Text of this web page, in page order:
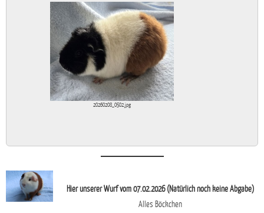
20260208_0502.jpg
Hier unserer Wurf vom 07.02.2026 (Natürlich noch keine Abgabe)
Alles Böckchen